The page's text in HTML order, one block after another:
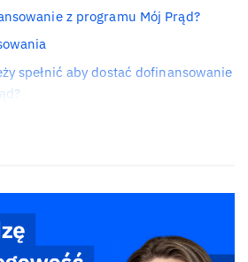
z programu Mój Prąd?
spełnić aby dostać dofinansowanie